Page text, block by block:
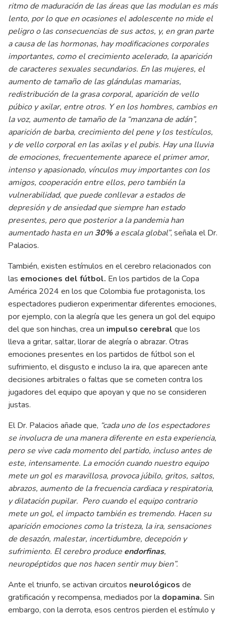
ritmo de maduración de las áreas que las modulan es más
lento, por lo que en ocasiones el adolescente no mide el
peligro o las consecuencias de sus actos, y, en gran parte
a causa de las hormonas, hay modificaciones corporales
importantes, como el crecimiento acelerado, la aparición
de caracteres sexuales secundarios. En las mujeres, el
aumento de tamaño de las glándulas mamarias,
redistribución de la grasa corporal, aparición de vello
púbico y axilar, entre otros. Y en los hombres, cambios en
la voz, aumento de tamaño de la “manzana de adán”,
aparición de barba, crecimiento del pene y los testículos,
y de vello corporal en las axilas y el pubis. Hay una lluvia
de emociones, frecuentemente aparece el primer amor,
intenso y apasionado, vínculos muy importantes con los
amigos, cooperación entre ellos, pero también la
vulnerabilidad, que puede conllevar a estados de
depresión y de ansiedad que siempre han estado
presentes, pero que posterior a la pandemia han
aumentado hasta en un30%a escala global”, señala el Dr.
Palacios.
También, existen estímulos en el cerebro relacionados con
las emociones del fútbol. En los partidos de la Copa
América 2024 en los que Colombia fue protagonista, los
espectadores pudieron experimentar diferentes emociones,
por ejemplo, con la alegría que les genera un gol del equipo
del que son hinchas, crea un impulso cerebral que los
lleva a gritar, saltar, llorar de alegría o abrazar. Otras
emociones presentes en los partidos de fútbol son el
sufrimiento, el disgusto e incluso la ira, que aparecen ante
decisiones arbitrales o faltas que se cometen contra los
jugadores del equipo que apoyan y que no se consideren
justas.
El Dr. Palacios añade que, “cada uno de los espectadores
se involucra de una manera diferente en esta experiencia,
pero se vive cada momento del partido, incluso antes de
este, intensamente. La emoción cuando nuestro equipo
mete un gol es maravillosa, provoca júbilo, gritos, saltos,
abrazos, aumento de la frecuencia cardiaca y respiratoria,
y dilatación pupilar. Pero cuando el equipo contrario
mete un gol, el impacto también es tremendo. Hacen su
aparición emociones como la tristeza, la ira, sensaciones
de desazón, malestar, incertidumbre, decepción y
sufrimiento. El cerebro produce endorfinas,
neuropéptidos que nos hacen sentir muy bien”.
Ante el triunfo, se activan circuitos neurológicos de
gratificación y recompensa, mediados por la dopamina. Sin
embargo, con la derrota, esos centros pierden el estímulo y